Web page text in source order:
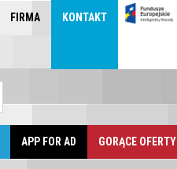
FIRMA KONTAKT
APP FOR AD GORĄCE OFERTY